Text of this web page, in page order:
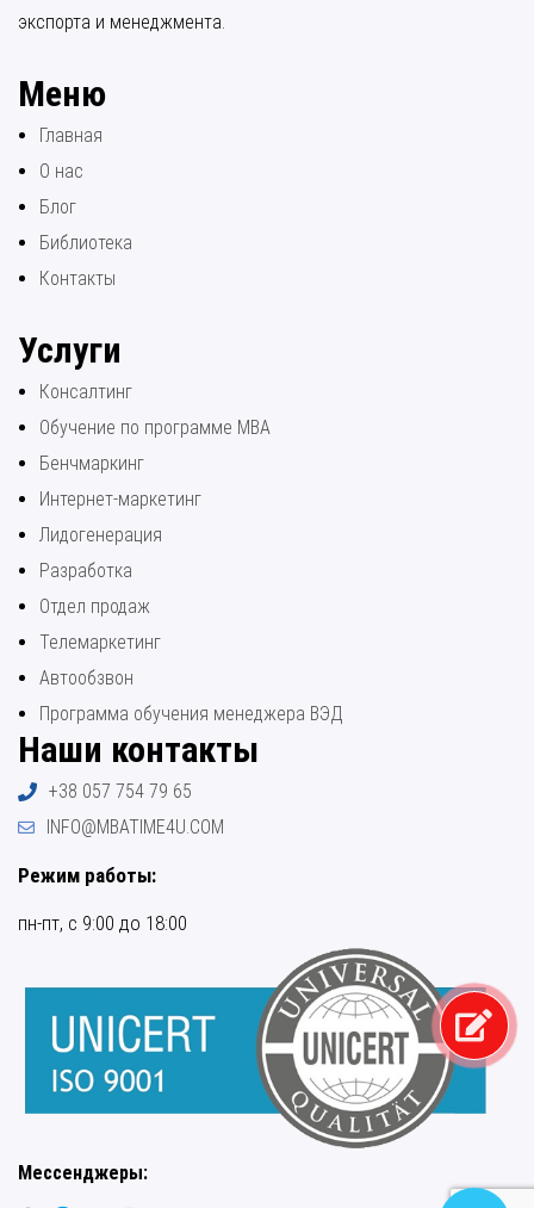
экспорта и менеджмента.
Меню
Главная
О нас
Блог
Библиотека
Контакты
Услуги
Консалтинг
Обучение по программе МВА
Бенчмаркинг
Интернет-маркетинг
Лидогенерация
Разработка
Отдел продаж
Телемаркетинг
Автообзвон
Программа обучения менеджера ВЭД
Наши контакты
+38 057 754 79 65
INFO@MBATIME4U.COM
Режим работы:
пн-пт, с 9:00 до 18:00
Мессенджеры: